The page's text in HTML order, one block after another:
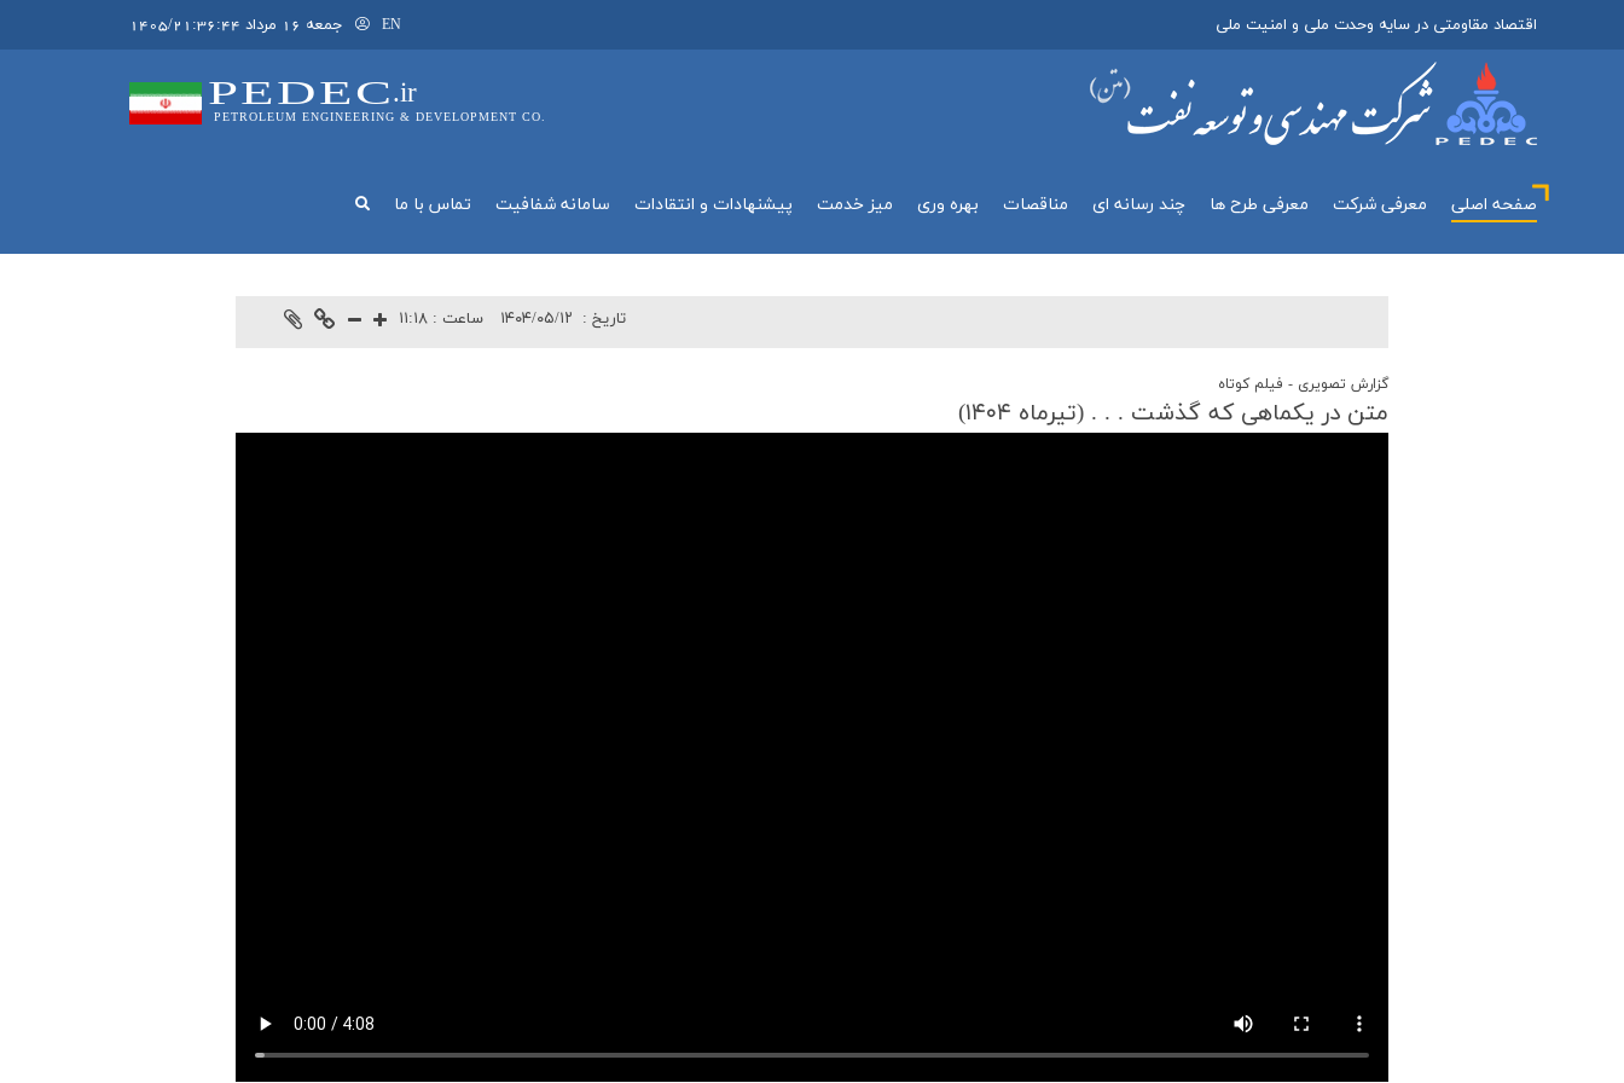
اقتصاد مقاومتی در سایه وحدت ملی و امنیت ملی EN جمعه 16 مرداد 1405/21:36:44
PEDEC.ir
PETROLEUM ENGINEERING & DEVELOPMENT CO.
صفحه اصلی معرفي شركت معرفی طرح ها چند رسانه اي مناقصات بهره وري میز خدمت پیشنهادات و انتقادات سامانه شفافيت تماس با ما
ساعت : ۱۱:۱۸ تاريخ : ۱۴۰۴/۰۵/۱۲
گزارش تصويری - فیلم کوتاه
متن در یكماهی كه گذشت . . . (تیرماه ۱۴۰۴)